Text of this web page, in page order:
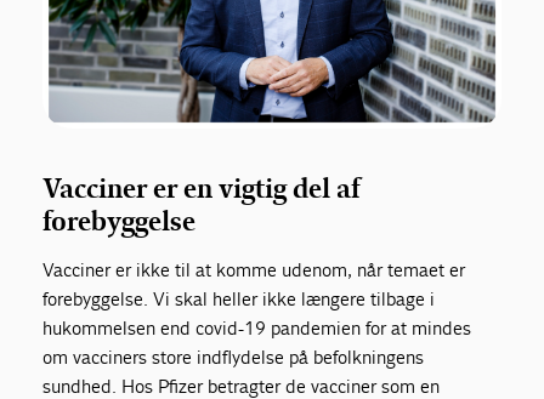
Vacciner er en vigtig del af
forebyggelse
Vacciner er ikke til at komme udenom, når temaet er
forebyggelse. Vi skal heller ikke længere tilbage i
hukommelsen end covid-19 pandemien for at mindes
om vacciners store indflydelse på befolkningens
sundhed. Hos Pfizer betragter de vacciner som en